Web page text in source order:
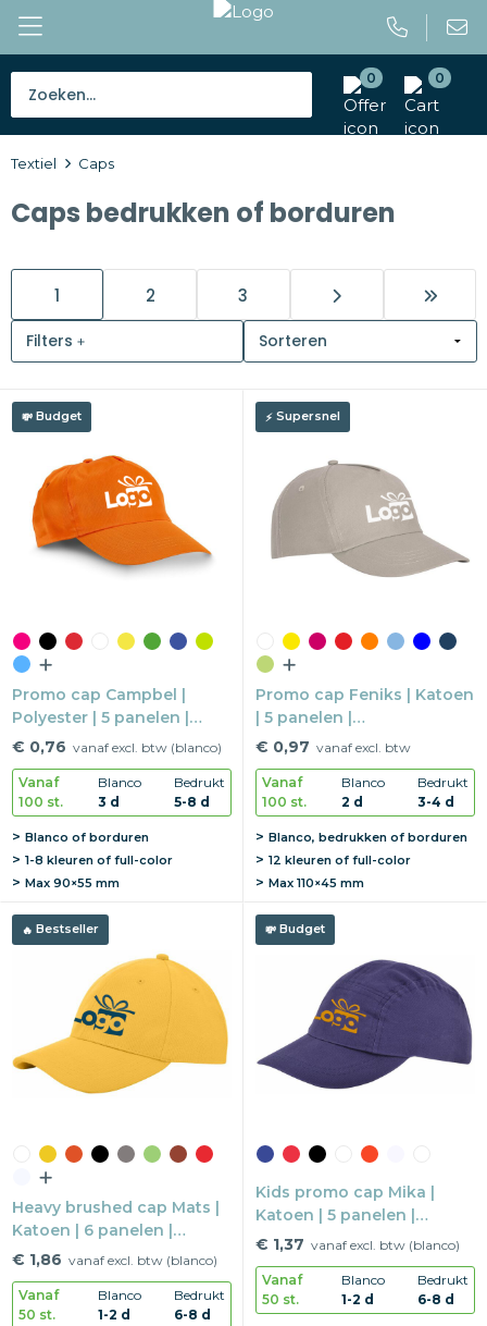
0 0
Caps en mutsen
Giveaways
Drinkwaren
Outdoor en vrije tijd
Gereedschap en veiligheid
Snoepgoed
Home en living
Health en wellness
Gadgets
Textiel
Thema
Merken
Textiel Caps
Caps bedrukken of borduren
1 2 3
Filters
Budget
Promo cap Campbel |
Polyester | 5 panelen |
Klittenbandsluiting
€ 0,76 vanaf excl. btw (blanco)
Vanaf
100 st.
Blanco
3 d
Bedrukt
5-8 d
Blanco of borduren
1-8 kleuren of full-color
Max 90×55 mm
Supersnel
Promo cap Feniks | Katoen
| 5 panelen |
Klittenbandsluiting
€ 0,97 vanaf excl. btw
Vanaf
100 st.
Blanco
2 d
Bedrukt
3-4 d
Blanco, bedrukken of borduren
12 kleuren of full-color
Max 110×45 mm
Bestseller
Heavy brushed cap Mats |
Katoen | 6 panelen |
Metalen buckle sluiting
€ 1,86 vanaf excl. btw (blanco)
Vanaf
50 st.
Blanco
1-2 d
Bedrukt
6-8 d
Budget
Kids promo cap Mika |
Katoen | 5 panelen |
Elastische band
€ 1,37 vanaf excl. btw (blanco)
Vanaf
50 st.
Blanco
1-2 d
Bedrukt
6-8 d